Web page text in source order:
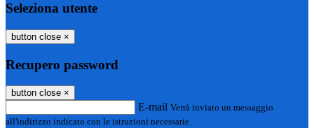
Seleziona utente
button close ×
Recupero password
button close ×
E-mail Verrà inviato un messaggio
all'indirizzo indicato con le istruzioni necessarie.